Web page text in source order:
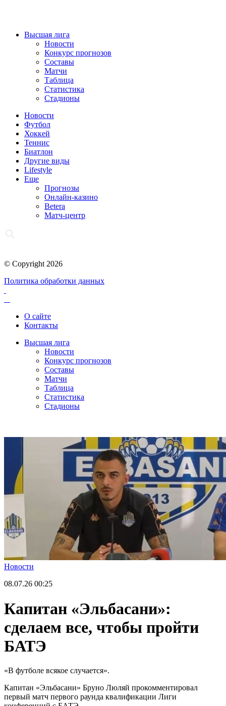
Высшая лига
Новости
Конкурс прогнозов
Составы
Матчи
Таблица
Статистика
Стадионы
Новости
Футбол
Хоккей
Теннис
Биатлон
Другие виды
Lifestyle
Еще
Прогнозы
Онлайн-казино
Betera
Матч-центр
© Copyright 2026
Политика обработки данных
О сайте
Контакты
Высшая лига
Новости
Конкурс прогнозов
Составы
Матчи
Таблица
Статистика
Стадионы
Новости
08.07.26 00:25
Капитан «Эльбасани»:
сделаем все, чтобы пройти
БАТЭ
«В футболе всякое случается».
Капитан «Эльбасани» Бруно Люляй прокомментировал
первый матч первого раунда квалификации Лиги